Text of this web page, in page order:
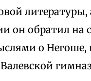
он обратил на
о Негоше,